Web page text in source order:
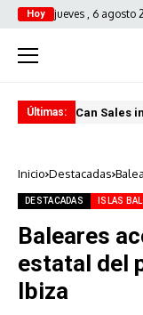
Hoy jueves , 6 agosto
Últimas: Can Sales
Inicio Destacadas
DESTACADAS ISLAS
Baleares
estatal del
Ibiza